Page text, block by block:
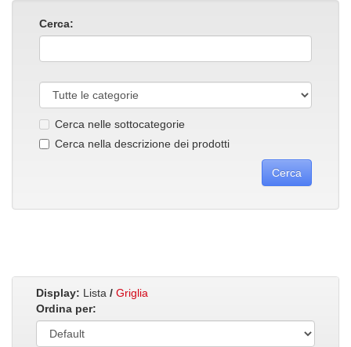
Cerca:
Cerca nelle sottocategorie
Cerca nella descrizione dei prodotti
Display: Lista / Griglia
Ordina per: